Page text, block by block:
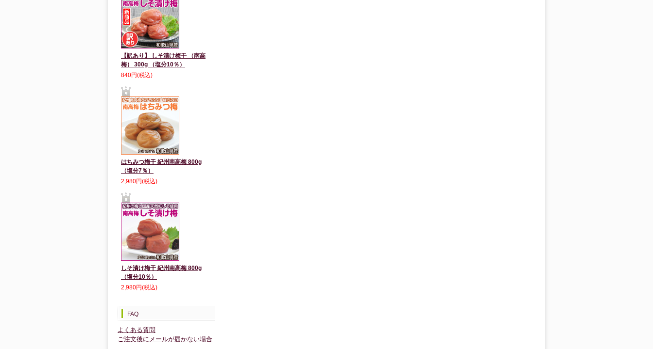
【訳あり】 しそ漬け梅干 （南高
梅） 300g （塩分10％）
840円(税込)
はちみつ梅干 紀州南高梅 800g
（塩分7％）
2,980円(税込)
しそ漬け梅干 紀州南高梅 800g
（塩分10％）
2,980円(税込)
FAQ
よくある質問
ご注文後にメールが届かない場合